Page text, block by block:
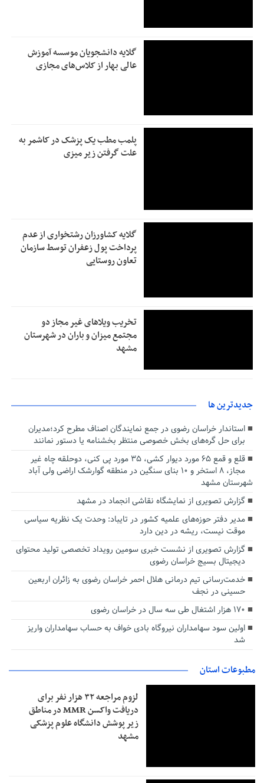
گلایه دانشجویان موسسه آموزش
عالی بهار از کلاس‌های مجازی
پلمب مطب یک پزشک در کاشمر به
علت گرفتن زیر میزی
گلایه کشاورزان رشتخواری از عدم
پرداخت پول زعفران توسط سازمان
تعاون روستایی
تخریب ویلاهای غیر مجاز دو
مجتمع میزان و باران در شهرستان
مشهد
جديدترين ها
استاندار خراسان رضوی در جمع نمایندگان اصناف مطرح کرد؛مدیران
برای حل گره‌های بخش خصوصی منتظر بخشنامه یا دستور نمانند
قلع و قمع ۶۵ مورد دیوار کشی، ۳۵ مورد پی کنی، دوحلقه چاه غیر
مجاز، ۸ استخر و ۱۰ بنای سنگین در منطقه گوارشک اراضی ولی آباد
شهرستان مشهد
گزارش تصویری از نمایشگاه نقاشی انجماد در مشهد
مدیر دفتر حوزه‌های علمیه کشور در تایباد: وحدت یک نظریه سیاسی
موقت نیست، ریشه در دین دارد
گزارش تصویری از نشست خبری سومین رویداد تخصصی تولید محتوای
دیجیتال بسیج خراسان رضوی
خدمت‌رسانی تیم درمانی هلال احمر خراسان رضوی به زائران اربعین
حسینی در نجف
۱۷۰ هزار اشتغال طی سه سال در خراسان رضوی
اولین سود سهامداران نیروگاه بادی خواف به حساب سهامداران واریز
شد
مطبوعات استان
لزوم مراجعه ۳۲ هزار نفر برای
دریافت واکسن MMR در مناطق
زیر پوشش دانشگاه علوم پزشکی
مشهد